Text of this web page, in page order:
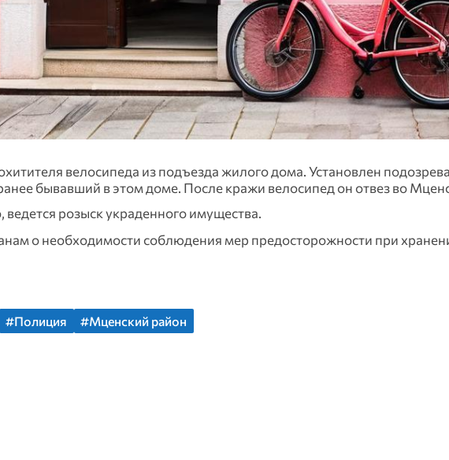
велосипеда из подъезда жилого дома. Установлен
бывавший в этом доме. После кражи велосипед он отвез во
розыск украденного имущества.
о необходимости соблюдения мер предосторожности при
#Полиция #Мценский район